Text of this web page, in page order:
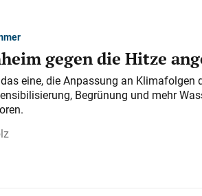
gegen die Hitze
eine, die Anpassung an Klimafolgen
Begrünung und mehr